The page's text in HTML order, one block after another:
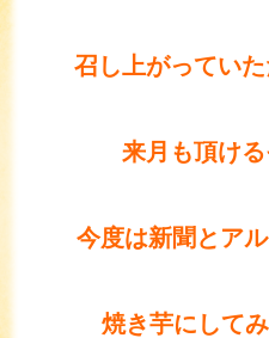
召し上がってい
来月も頂け
今度は新聞とア
焼き芋にして